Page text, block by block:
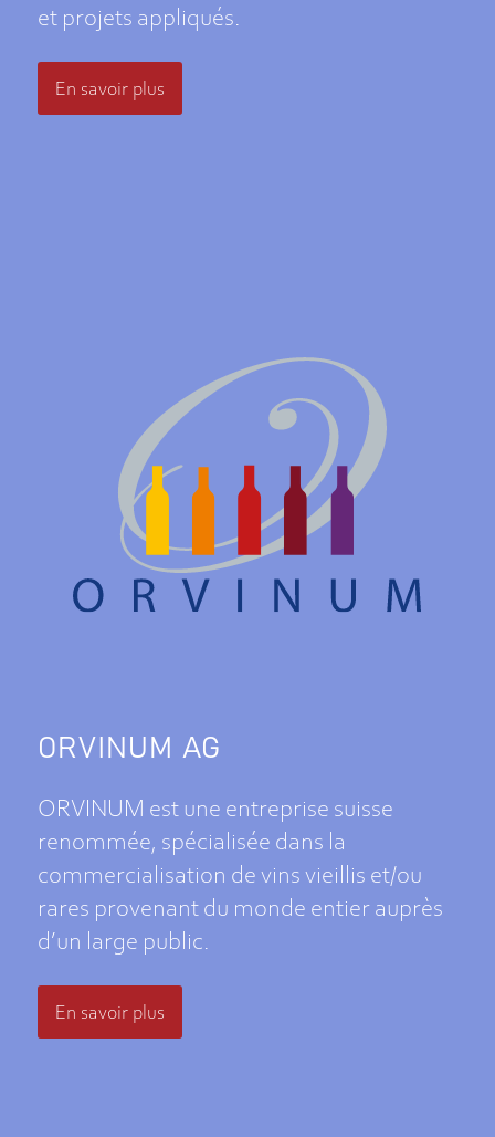
et projets appliqués.
En savoir plus
ORVINUM AG
ORVINUM est une entreprise suisse
renommée, spécialisée dans la
commercialisation de vins vieillis et/ou
rares provenant du monde entier auprès
d’un large public.
En savoir plus